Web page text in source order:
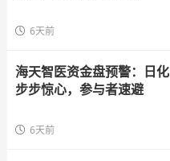
6天前
海天智医资金盘预警：日
步步惊心，参与者速避
6天前